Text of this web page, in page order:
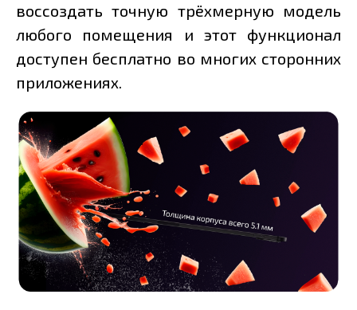
воссоздать точную трёхмерную модель
любого помещения и этот функционал
доступен бесплатно во многих сторонних
приложениях.